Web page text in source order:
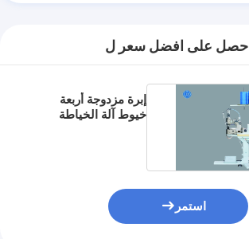
احصل على افضل سعر ل
إبرة مزدوجة أربعة
خيوط آلة الخياطة
استمر